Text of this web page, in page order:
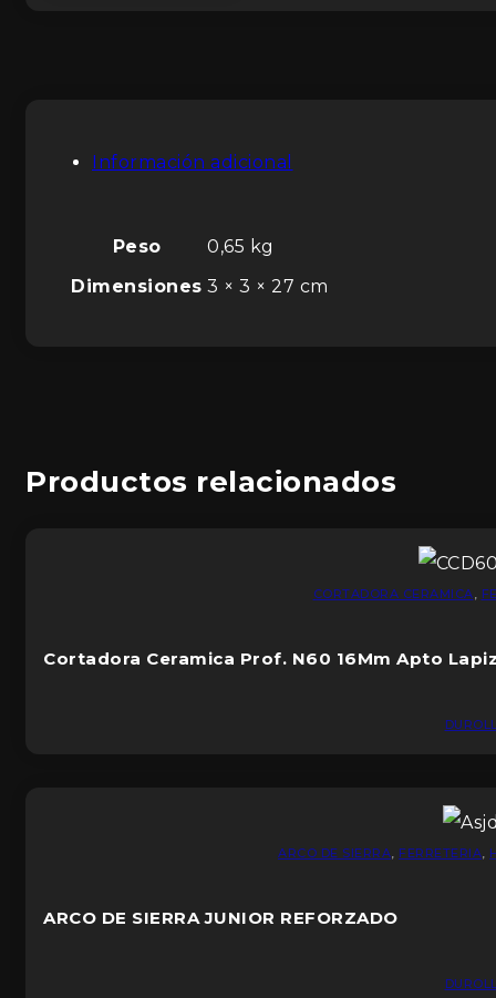
Información adicional
Peso
0,65 kg
Dimensiones 3 × 3 × 27 cm
Productos relacionados
CORTADORA CERAMICA,
Cortadora Ceramica Prof. N60 16Mm Apto
ARCO DE SIERRA, FERRETERIA,
ARCO DE SIERRA JUNIOR REFORZADO